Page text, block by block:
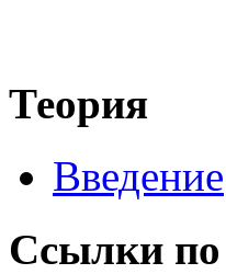
Теория
Введение
Ссылки по